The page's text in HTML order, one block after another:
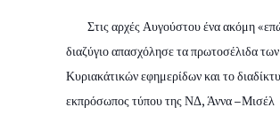
Στις αρχές Αυγούστου ένα ακόμη
διαζύγιο απασχόλησε τα πρωτοσέλιδα των
Κυριακάτικών εφημερίδων και το
εκπρόσωπος τύπου της ΝΔ, Άννα –Μισέλ